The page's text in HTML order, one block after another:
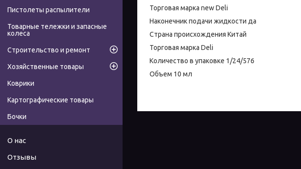
Торговая марка new Deli
Наконечник подачи жидкости да
Страна происхождения Китай
Торговая марка Deli
Количество в упаковке 1/24/576
Объем 10 мл
Пистолеты распылители
Товарные тележки и запасные
колеса
Строительство и ремонт
Хозяйственные товары
Коврики
Картографические товары
Бочки
О нас
Отзывы